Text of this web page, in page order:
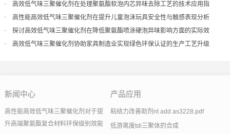
高效低气味三聚催化剂在处理聚氨酯软泡内芯异味去除工艺的技术应用指
导
高性能高效低气味三聚催化剂在提升儿童泡沫玩具安全性与触感表现分析
探讨高效低气味三聚催化剂在降低聚氨酯喷涂硬泡异味影响方面的实际效
果
高效低气味三聚催化剂协助家具制造业实现绿色环保认证的生产工艺升级
新闻中心
高性能高效低气味三聚催化剂对于提
升高端聚氨酯复合材料环保级别效能
产品应用
粘结力改善助剂nt add as3228.pdf
低游离度tdi三聚体的合成